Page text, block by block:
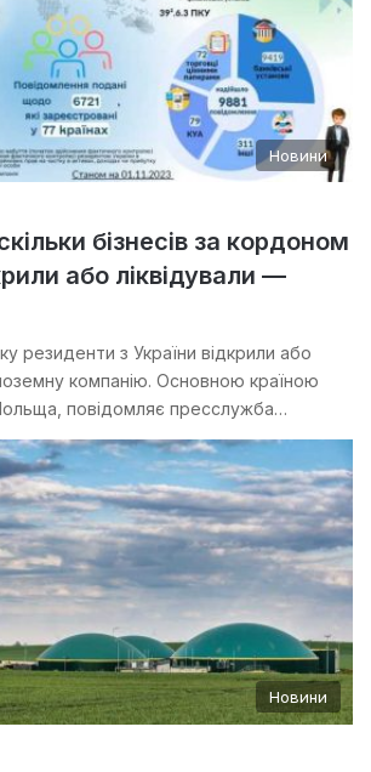
Новини
бізнесів за кордоном
або ліквідували —
резиденти з України відкрили або
компанію. Основною країною
повідомляє пресслужба…
Новини